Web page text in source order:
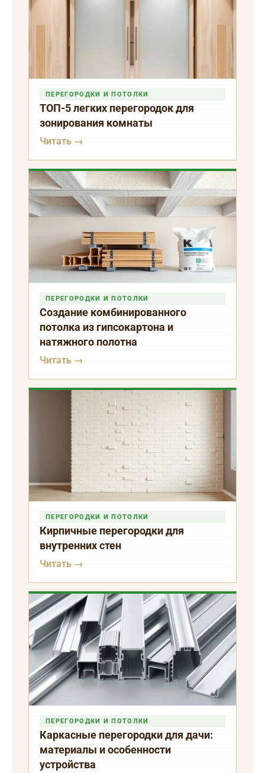
ПЕРЕГОРОДКИ И ПОТОЛКИ
ТОП-5 легких перегородок для
зонирования комнаты
Читать →
ПЕРЕГОРОДКИ И ПОТОЛКИ
Создание комбинированного
потолка из гипсокартона и
натяжного полотна
Читать →
ПЕРЕГОРОДКИ И ПОТОЛКИ
Кирпичные перегородки для
внутренних стен
Читать →
ПЕРЕГОРОДКИ И ПОТОЛКИ
Каркасные перегородки для дачи:
материалы и особенности
устройства